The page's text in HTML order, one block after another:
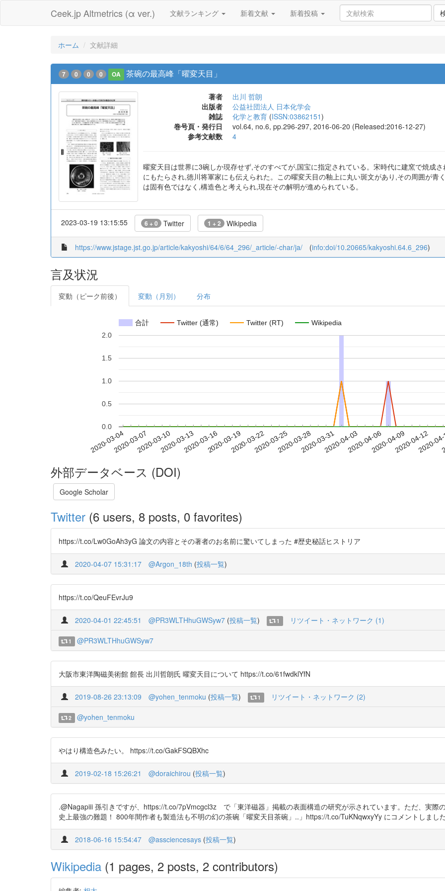
Ceek.jp Altmetrics (α ver.) 文献ランキング 新着文献 新着投稿
ホーム 文献詳細
7 0 0 0 OA 茶碗の最高峰「曜変天目」
著者
出川 哲朗
出版者
公益社団法人 日本化学会
雑誌
化学と教育 (ISSN:03862151)
巻号頁・発行日
vol.64, no.6, pp.296-297, 2016-06-20 (Released:2016-12-27)
参考文献数
4
曜変天目は世界に3碗しか現存せず,そのすべてが,国宝に指定されている。宋時代に建窯で焼成
にもたらされ,徳川将軍家にも伝えられた。この曜変天目の釉上に丸い斑文があり,その周囲が青
は固有色ではなく,構造色と考えられ,現在その解明が進められている。
2023-03-19 13:15:55 6 + 0 Twitter 1 + 2 Wikipedia
https://www.jstage.jst.go.jp/article/kakyoshi/64/6/64_296/_article/-char/ja/ (info:doi/10.20665/kakyoshi.64.6_296)
言及状況
変動（ピーク前後） 変動（月別） 分布
合計 Twitter (通常) Twitter (RT) Wikipedia
2020-03-042020-03-072020-03-102020-03-132020-03-162020-03-192020-03-222020-03-252020-03-282020-03-312020-04-032020-04-062020-04-092020-04-12
2020-
0.0
0.5
1.0
1.5
2.0
外部データベース (DOI)
Google Scholar
Twitter (6 users, 8 posts, 0 favorites)
https://t.co/Lw0GoAh3yG 論文の内容とその著者のお名前に驚いてしまった #歴史秘話ヒストリア
2020-04-07 15:31:17 @Argon_18th (投稿一覧)
https://t.co/QeuFEvrJu9
2020-04-01 22:45:51 @PR3WLTHhuGWSyw7 (投稿一覧) 1 リツイート・ネットワーク (1)
1 @PR3WLTHhuGWSyw7
大阪市東洋陶磁美術館 館長 出川哲朗氏 曜変天目について https://t.co/61fwdklYfN
2019-08-26 23:13:09 @yohen_tenmoku (投稿一覧) 1 リツイート・ネットワーク (2)
2 @yohen_tenmoku
やはり構造色みたい。 https://t.co/GakFSQBXhc
2019-02-18 15:26:21 @doraichirou (投稿一覧)
.@Nagapiii 孫引きですが、https://t.co/7pVmcgcl3z で「東洋磁器」掲載の表面構造の研究が示されています。ただ、実際
史上最強の難題！ 800年間作者も製造法も不明の幻の茶碗「曜変天目茶碗」..」https://t.co/TuKNqwxyYy にコメントしました
2018-06-16 15:54:47 @assciencesays (投稿一覧)
Wikipedia (1 pages, 2 posts, 2 contributors)